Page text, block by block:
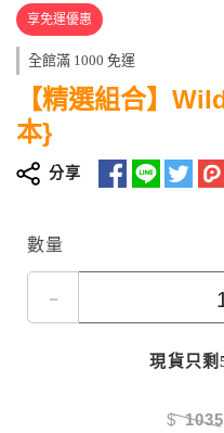
享免運優惠
全館滿 1000 免運
【精選組合】
本}
分享
數量
-
現貨只剩
$1035